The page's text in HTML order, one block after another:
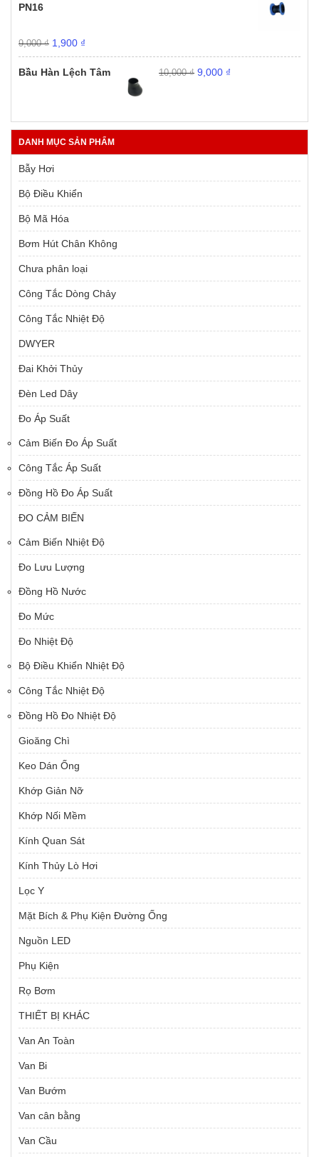
9,000 ₫.
PN16
9,000₫ Giá
gốc
9,000 ₫.
1,900 ₫
hiện
tại
Bầu Hàn Lệch Tâm 10,000₫
gốc
9,000 ₫
DANH MỤC SẢN PHẨM
Bẫy Hơi
Bộ Điều Khiển
Bộ Mã Hóa
Bơm Hút Chân Không
Chưa phân loại
Công Tắc Dòng Chảy
Công Tắc Nhiệt Độ
DWYER
Đai Khởi Thủy
Đèn Led Dây
Đo Áp Suất
Cảm Biến Đo Áp Suất
Công Tắc Áp Suất
Đồng Hồ Đo Áp Suất
ĐO CẢM BIẾN
Cảm Biến Nhiệt Độ
Đo Lưu Lượng
Đồng Hồ Nước
Đo Mức
Đo Nhiệt Độ
Bộ Điều Khiển Nhiệt Độ
Công Tắc Nhiệt Độ
Đồng Hồ Đo Nhiệt Độ
Gioăng Chì
Keo Dán Ống
Khớp Giản Nỡ
Khớp Nối Mềm
Kính Quan Sát
Kính Thủy Lò Hơi
Lọc Y
Mặt Bích & Phụ Kiện Đường Ống
Nguồn LED
Phụ Kiện
Rọ Bơm
THIẾT BỊ KHÁC
Van An Toàn
Van Bi
Van Bướm
Van cân bằng
Van Cầu